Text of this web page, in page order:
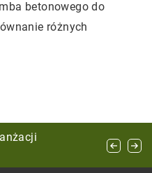
betonowego do
różnych
biurową dla
stworzenia